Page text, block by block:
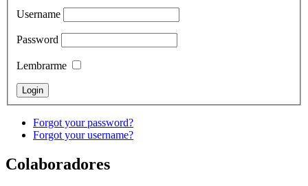
Username
Password
Lembrarme
Forgot your password?
Forgot your username?
Colaboradores